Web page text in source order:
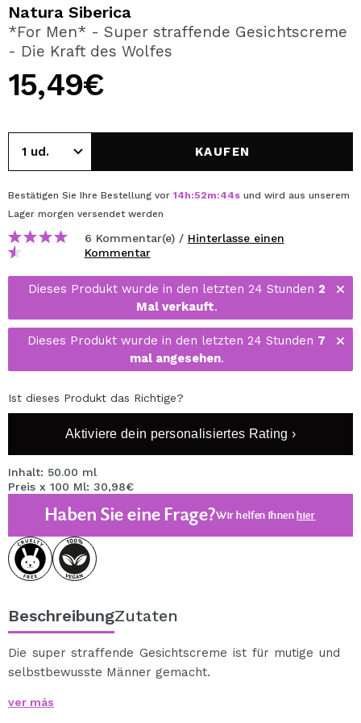
REGISTRIEREN
Durch die Erstellung eines Kontos bei Maquillalia.de
können Sie Ihre Einkäufe schnell tätigen, den Status Ihrer
Bestellungen überprüfen und Ihre bisherigen Vorgänge
einsehen.
BENUTZERKONTO ERSTELLEN
Natura Siberica
*For Men* - Super straffende Gesichtscreme
- Die Kraft des Wolfes
15,49€
KAUFEN
Bestätigen Sie Ihre Bestellung vor 14h:52m:43sund wird aus unserem
Lager morgen versendet werden
6 Kommentar(e) / Hinterlasse einen
Kommentar
Dieses Produkt wurde in den letzten 24 Stunden 2
Mal verkauft.
Dieses Produkt wurde in den letzten 24 Stunden 7
mal angesehen.
Ist dieses Produkt das Richtige?
Aktiviere dein personalisiertes Rating ›
Inhalt: 50.00 ml
Preis x 100 Ml: 30,98€
Haben Sie eine Frage?Wir helfen Ihnenhier
BeschreibungZutaten
Die super straffende Gesichtscreme ist für mutige und
selbstbewusste Männer gemacht.
Bedürfnisse der männlichen Haut entwickelt wurde.
ver más